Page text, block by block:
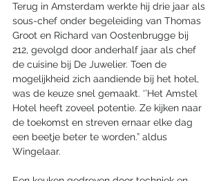
Terug in Amsterdam werkte hij drie jaar als
sous-chef onder begeleiding van Thomas
Groot en Richard van Oostenbrugge bij
212, gevolgd door anderhalf jaar als chef
de cuisine bij De Juwelier. Toen de
mogelijkheid zich aandiende bij het hotel,
was de keuze snel gemaakt. ‘’Het Amstel
Hotel heeft zoveel potentie. Ze kijken naar
de toekomst en streven ernaar elke dag
een beetje beter te worden.” aldus
Wingelaar.